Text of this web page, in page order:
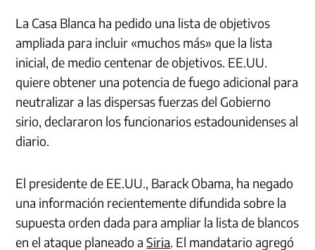
La Casa Blanca ha pedido una lista de objetivos
ampliada para incluir «muchos más» que la lista
inicial, de medio centenar de objetivos. EE.UU.
quiere obtener una potencia de fuego adicional para
neutralizar a las dispersas fuerzas del Gobierno
sirio, declararon los funcionarios estadounidenses al
diario.
El presidente de EE.UU., Barack Obama, ha negado
una información recientemente difundida sobre la
supuesta orden dada para ampliar la lista de blancos
en el ataque planeado aSiria. El mandatario agregó